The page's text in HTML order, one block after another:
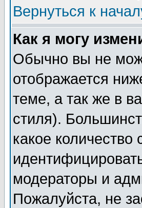
Вернуться к
Как я могу
Обычно вы не
отображается
теме, а так же в
стиля).
какое
модераторы и
Пожалуйста, не